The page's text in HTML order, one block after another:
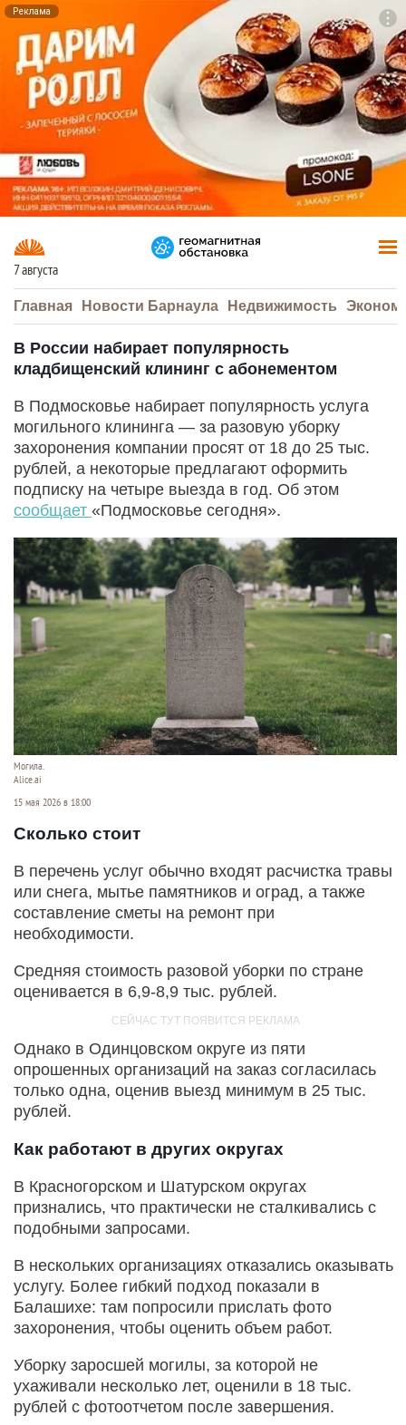
Реклама
7 августа
Главная Новости Барнаула Недвижимость
В России набирает популярность
кладбищенский клининг с абонементом
В Подмосковье набирает популярность услуга
могильного клининга — за разовую уборку
захоронения компании просят от 18 до 25 тыс.
рублей, а некоторые предлагают оформить
подписку на четыре выезда в год. Об этом
сообщает «Подмосковье сегодня».
Могила.
Alice.ai
15 мая 2026 в 18:00
Сколько стоит
В перечень услуг обычно входят расчистка травы
или снега, мытье памятников и оград, а также
составление сметы на ремонт при
необходимости.
Средняя стоимость разовой уборки по стране
оценивается в 6,9-8,9 тыс. рублей.
Однако в Одинцовском округе из пяти
опрошенных организаций на заказ согласилась
только одна, оценив выезд минимум в 25 тыс.
рублей.
Как работают в других округах
В Красногорском и Шатурском округах
признались, что практически не сталкивались с
подобными запросами.
В нескольких организациях отказались оказывать
услугу. Более гибкий подход показали в
Балашихе: там попросили прислать фото
захоронения, чтобы оценить объем работ.
Уборку заросшей могилы, за которой не
ухаживали несколько лет, оценили в 18 тыс.
рублей с фотоотчетом после завершения.